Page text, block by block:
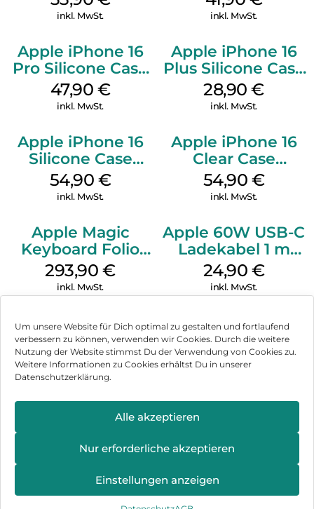
Um unsere Website für Dich optimal zu gestalten und fortlaufend
verbessern zu können, verwenden wir Cookies. Durch die weitere
Nutzung der Website stimmst Du der Verwendung von Cookies zu.
Weitere Informationen zu Cookies erhältst Du in unserer
Datenschutzerklärung.
Alle akzeptieren
Nur erforderliche akzeptieren
Einstellungen anzeigen
Green
inkl. MwSt.
Ultramarine
inkl. MwSt.
Apple iPhone 16
Pro Silicone Case
MagSafe Denim
47,90 €
inkl. MwSt.
Apple iPhone 16
Plus Silicone Case
MagSafe Black
28,90€
inkl. MwSt.
Apple iPhone 16
Silicone Case
MagSafe Lake
Green
54,90 €
inkl. MwSt.
Apple iPhone 16
Clear Case
MagSafe
Transparent
54,90 €
inkl. MwSt.
Apple Magic
Keyboard Folio
iPad 10.9″ (10.Gen.)
Weiß
293,90€
inkl. MwSt.
Apple 60W USB-C
Ladekabel 1 m
Weiß
24,90 €
inkl. MwSt.
Impressum
Hinweis zur Batterieentsorgung
Newsletter